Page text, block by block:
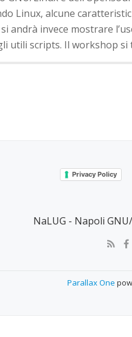
Linux, alcune
andrà invece mostrare
utili scripts. Il workshop
Privacy Policy
NaLUG - Napoli
Parallax One